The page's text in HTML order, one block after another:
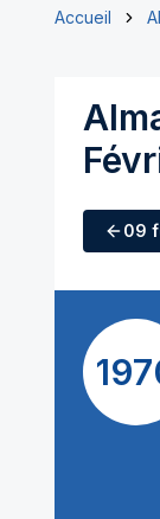
Accueil
09